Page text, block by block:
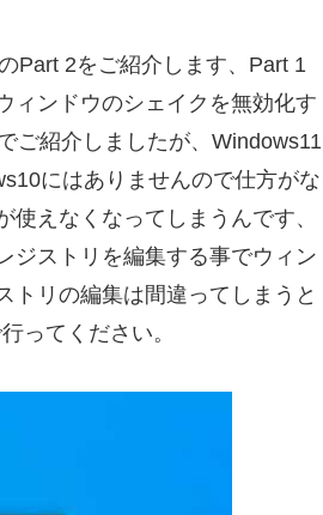
Part 2をご紹介します、Part 1
ィンドウのシェイクを無効化す
ご紹介しましたが、Windows11
にはありませんので仕方がな
えなくなってしまうんです、
ジストリを編集する事でウィン
トリの編集は間違ってしまうと
ってください。